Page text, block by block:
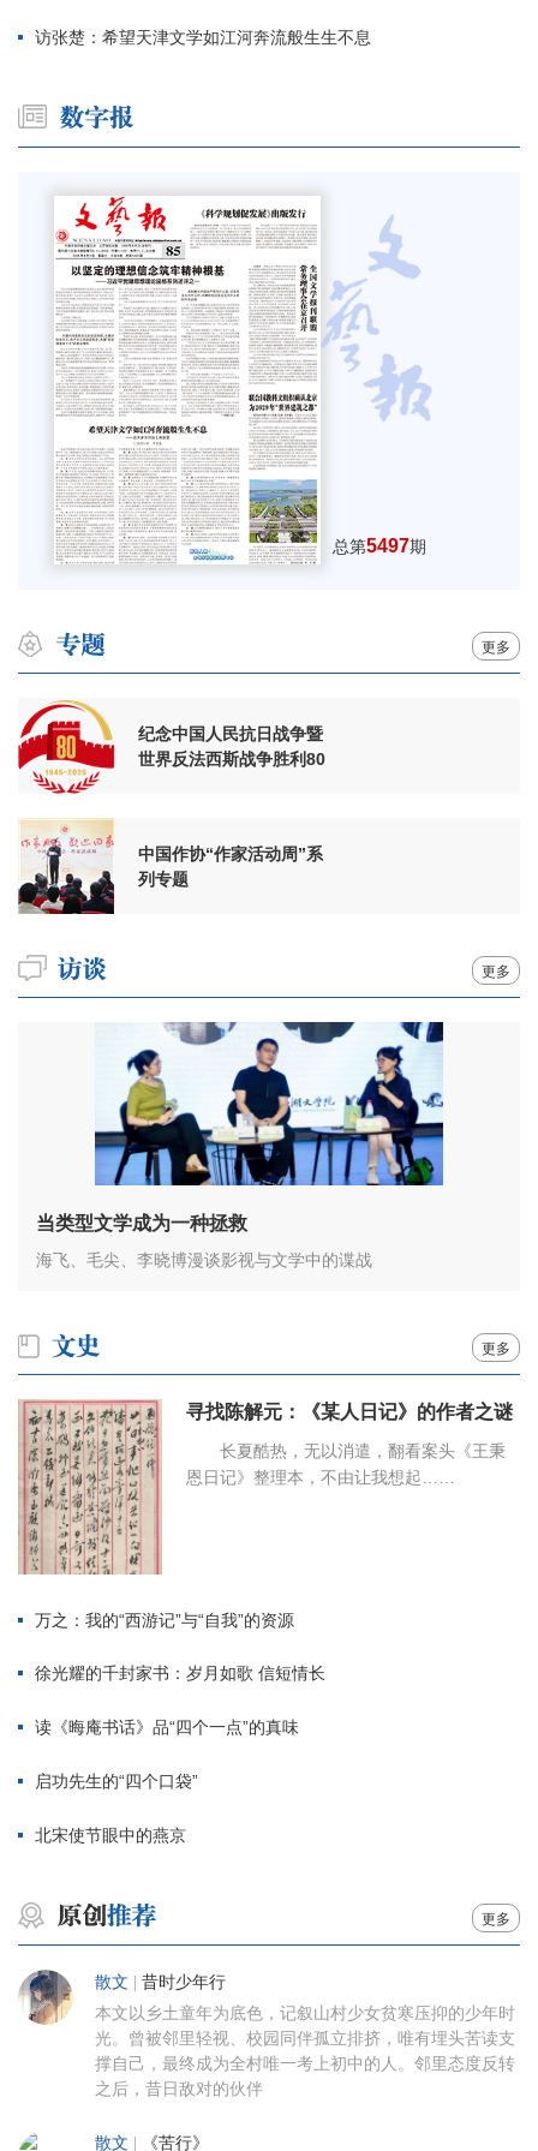
访张楚：希望天津文学如江河奔流般生生不息
总第5497期
更多
纪念中国人民抗日战争暨
世界反法西斯战争胜利80
中国作协“作家活动周”系
列专题
更多
当类型文学成为一种拯救
海飞、毛尖、李晓博漫谈影视与文学中的谍战
更多
寻找陈解元：《某人日记》的作者之谜
长夏酷热，无以消遣，翻看案头《王秉
恩日记》整理本，不由让我想起……
万之：我的“西游记”与“自我”的资源
徐光耀的千封家书：岁月如歌 信短情长
读《晦庵书话》品“四个一点”的真味
启功先生的“四个口袋”
北宋使节眼中的燕京
更多
散文 昔时少年行
本文以乡土童年为底色，记叙山村少女贫寒压抑的少年时
光。曾被邻里轻视、校园同伴孤立排挤，唯有埋头苦读支
撑自己，最终成为全村唯一考上初中的人。邻里态度反转
之后，昔日敌对的伙伴
散文 《苦行》